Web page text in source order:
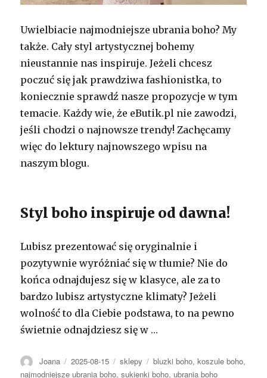
Uwielbiacie najmodniejsze ubrania boho? My
także. Cały styl artystycznej bohemy
nieustannie nas inspiruje. Jeżeli chcesz
poczuć się jak prawdziwa fashionistka, to
koniecznie sprawdź nasze propozycje w tym
temacie. Każdy wie, że eButik.pl nie zawodzi,
jeśli chodzi o najnowsze trendy! Zachęcamy
więc do lektury najnowszego wpisu na
naszym blogu.
Styl boho inspiruje od dawna!
Lubisz prezentować się oryginalnie i
pozytywnie wyróżniać się w tłumie? Nie do
końca odnajdujesz się w klasyce, ale za to
bardzo lubisz artystyczne klimaty? Jeżeli
wolność to dla Ciebie podstawa, to na pewno
świetnie odnajdziesz się w …
Autor
Joana Opublikowano
2025-08-15 Kategorie
sklepy Tagi
bluzki boho,koszule boho,
najmodniejsze ubrania boho,sukienki boho, ubrania boho